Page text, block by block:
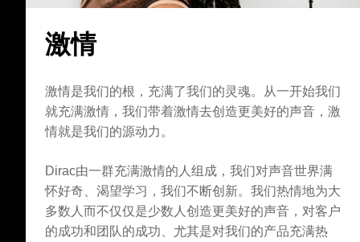
激情
激情是我们的根，充满了我们的灵魂。从一开始我们
就充满激情，我们带着激情去创造更美好的声音，激
情就是我们的源动力。
Dirac由一群充满激情的人组成，我们对声音世界满
怀好奇、渴望学习，我们不断创新。我们热情地为大
多数人而不仅仅是少数人创造更美好的声音，对客户
的成功和团队的成功、尤其是对我们的产品充满热